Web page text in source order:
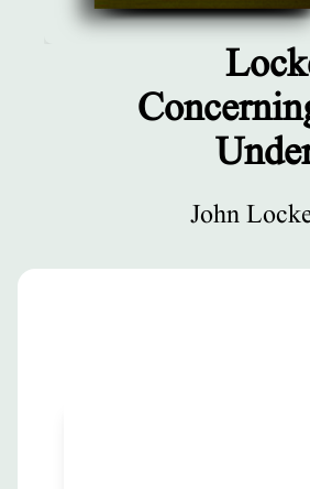
مطبوعات
Locke's Essay
HumanJohn